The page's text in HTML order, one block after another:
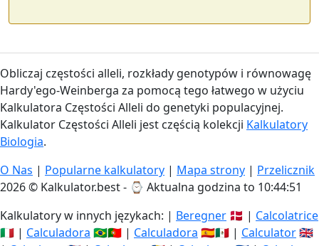
Obliczaj częstości alleli, rozkłady genotypów i równowagę
Hardy'ego-Weinberga za pomocą tego łatwego w użyciu
Kalkulatora Częstości Alleli do genetyki populacyjnej.
Kalkulator Częstości Alleli jest częścią kolekcji Kalkulatory
Biologia.
O Nas | Popularne kalkulatory | Mapa strony | Przelicznik
2026 © Kalkulator.best - ⌚ Aktualna godzina to 10:44:51
Kalkulatory w innych językach: | Beregner 🇩🇰 | Calcolatrice
🇮🇹 | Calculadora 🇧🇷🇵🇹 | Calculadora 🇪🇸🇲🇽 | Calculator🇬🇧